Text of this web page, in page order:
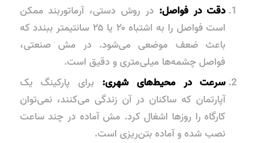
دقت در فواصل: در روش دستی، آرماتوربند ممکن
است فواصل را به اشتباه ۲۰ یا ۲۵ سانتیمتر ببندد که
باعث ضعف موضعی می‌شود. در مش صنعتی،
فواصل چشمه‌ها میلی‌متری و دقیق است.
سرعت در محیط‌های شهری: برای پارکینگ یک
آپارتمان که ساکنان در آن زندگی می‌کنند، نمی‌توان
کارگاه را روزها اشغال کرد. مش آماده در چند ساعت
نصب شده و آماده بتن‌ریزی است.